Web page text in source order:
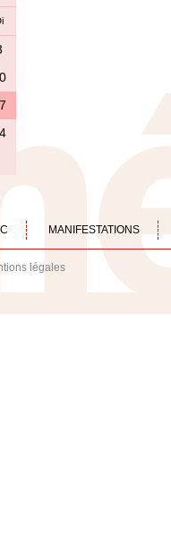
MANIFESTATIONS
légales